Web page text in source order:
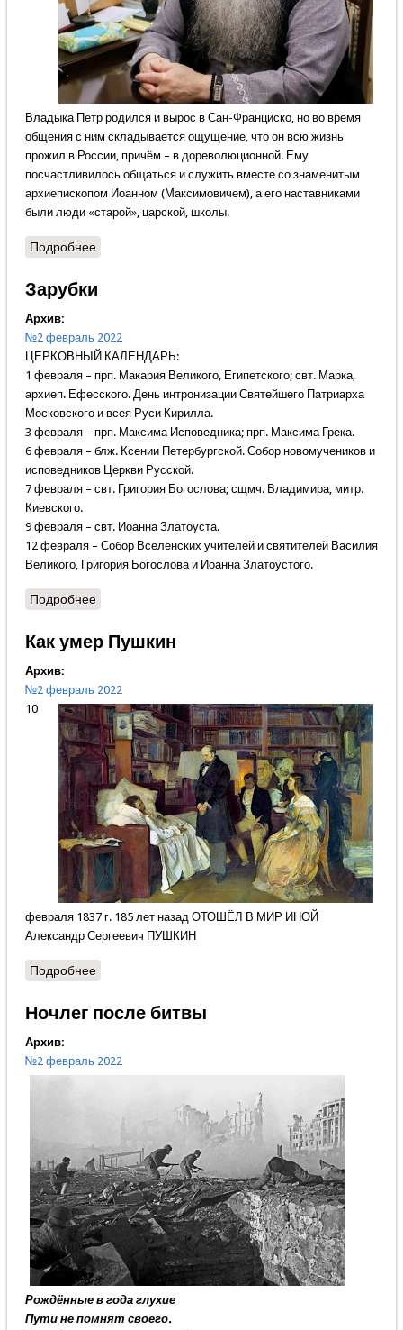
Владыка Петр родился и вырос в Сан-Франциско, но во время
общения с ним складывается ощущение, что он всю жизнь
прожил в России, причём – в дореволюционной. Ему
посчастливилось общаться и служить вместе со знаменитым
архиепископом Иоанном (Максимовичем), а его наставниками
были люди «старой», царской, школы.
Подробнеео Если не быть примером – успеха проповеди не
Зарубки
Архив:
№2 февраль 2022
ЦЕРКОВНЫЙ КАЛЕНДАРЬ:
1 февраля – прп. Макария Великого, Египетского; свт. Марка,
архиеп. Ефесского. День интронизации Святейшего Патриарха
Московского и всея Руси Кирилла.
3 февраля – прп. Максима Исповедника; прп. Максима Грека.
6 февраля – блж. Ксении Петербургской. Собор новомучеников и
исповедников Церкви Русской.
7 февраля – свт. Григория Богослова; сщмч. Владимира, митр.
Киевского.
9 февраля – свт. Иоанна Златоуста.
12 февраля – Собор Вселенских учителей и святителей Василия
Великого, Григория Богослова и Иоанна Златоустого.
Подробнеео Зарубки
Как умер Пушкин
Архив:
№2 февраль 2022
10
февраля 1837 г. 185 лет назад ОТОШЁЛ В МИР ИНОЙ
Александр Сергеевич ПУШКИН
Подробнеео Как умер Пушкин
Ночлег после битвы
Архив:
№2 февраль 2022
Рождённые в года глухие
Пути не помнят своего.